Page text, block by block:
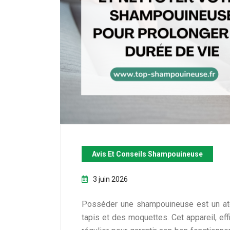
Avis Et Conseils Shampouineuse
3 juin 2026
Posséder une shampouineuse est un
tapis et des moquettes. Cet appareil,